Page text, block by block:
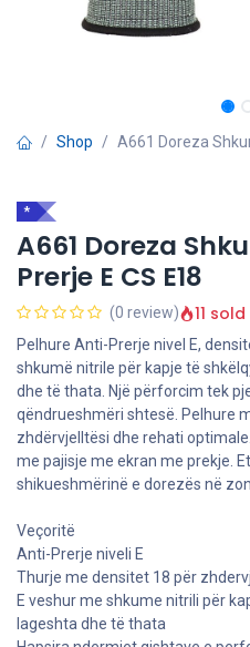
Shop A661 Doreza
*
A661 Doreza
Prerje E CS E18
(0 review) 11
Pelhure Anti-Prerje nivel E,
shkumë nitrile për kapje të
dhe të thata. Një përforcim tek
qëndrueshmëri shtesë. Pelhure
zhdërvjelltësi dhe rehati
me pajisje me ekran me prekje.
shikueshmërinë e dorezës në
Veçoritë
Anti-Prerje niveli E
Thurje me densitet 18 për
E veshur me shkume nitrili për
lageshta dhe të thata